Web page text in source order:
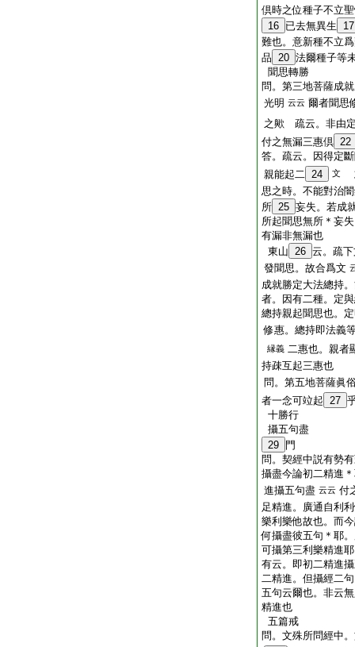
倶時之位種子不立
16 已去無異生
17
難也。意新種不立
品 20 法爾種子等
聞思轉勝
問。第三地菩薩成
光明 云云 爾者聞思
之歟 疏云。非由
付之無漏三惠倶 22
答。疏云。因得定
親能起二 24 文
思之時。不能對治
所 25 妄失。若成
所起聞思無所＊妄
有漏非無漏也
東山 26 云。疏
發聞思。故合爲文
成就勝定大法總持
者。因有二種。定
總持親起聞思也。
修惠。總持即法義
縁義 二惠也。親者
持疎互起三惠也
問。第五地菩薩眞
者一念可竝起 27
十勝行
攝五句盡
29
門
問。契經中説有勢
攝盡今論初二精進
進攝五句盡 云云 付
足精進。廣通自利
樂利樂他故也。而
何攝盡彼五句＊耶
可攝第三利樂精進耶
有云。即初二精進
二精進。但攝經二
五句云爾也。非云
精進也
五篇戒
問。文殊所問經中